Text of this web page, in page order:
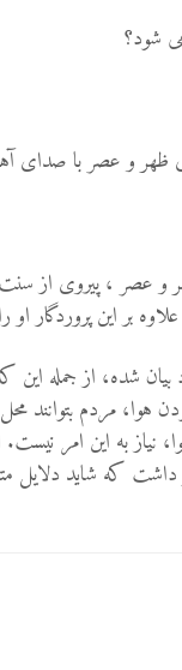
شود؟
ظهر و عصر با صدای
و عصر ، پیروی از
بر این پروردگار
شده، از جمله
مردم بتوانند
به این امر نیست.
که شاید دلایل